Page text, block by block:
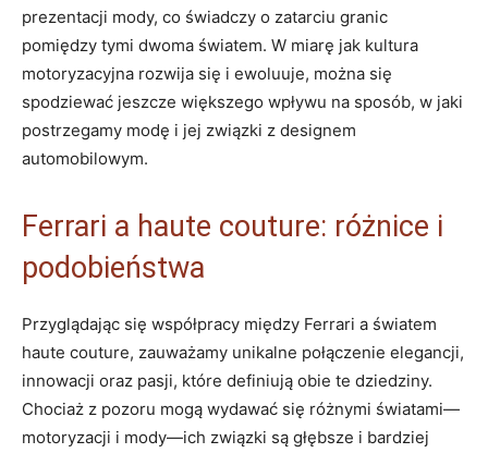
prezentacji mody, co świadczy o zatarciu ⁢granic​
pomiędzy tymi dwoma⁢ światem. W ⁣miarę jak kultura
‍motoryzacyjna rozwija się i ewoluuje, ⁤można się
spodziewać jeszcze większego wpływu na sposób, w ⁣jaki
postrzegamy modę i jej związki‍ z designem
automobilowym.
Ferrari ​a haute couture: różnice i
podobieństwa
Przyglądając się współpracy‌ między Ferrari a światem
haute ‌couture, zauważamy unikalne połączenie elegancji,
innowacji oraz pasji, które definiują ⁢obie te dziedziny.
‍Chociaż z pozoru mogą wydawać się ‍różnymi światami—
motoryzacji i mody—ich związki ⁢są głębsze ⁣i bardziej